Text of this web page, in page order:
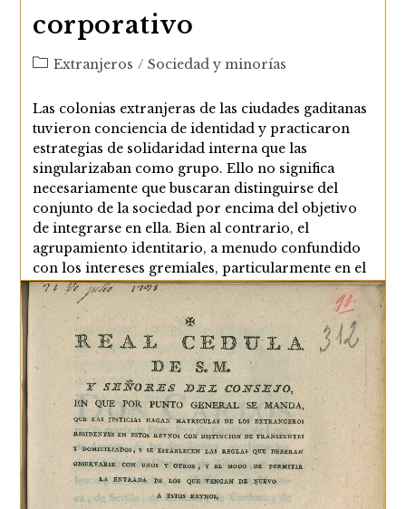
corporativo
Categoría
la
entrada:
Extranjeros / Sociedad y minorías
Las colonias extranjeras de las ciudades gaditanas
tuvieron conciencia de identidad y practicaron
estrategias de solidaridad interna que las
singularizaban como grupo. Ello no significa
necesariamente que buscaran distinguirse del
conjunto de la sociedad por encima del objetivo
de integrarse en ella. Bien al contrario, el
agrupamiento identitario, a menudo confundido
con los intereses gremiales, particularmente en el
caso de los comerciantes, les facilitó la integración
en una sociedad tan corporativa como era la del
Antiguo…
Continuar Leyendo
Los
Mecanismos
De
Cohesión
Interna
De
Las
Colonias
Extranjeras
En